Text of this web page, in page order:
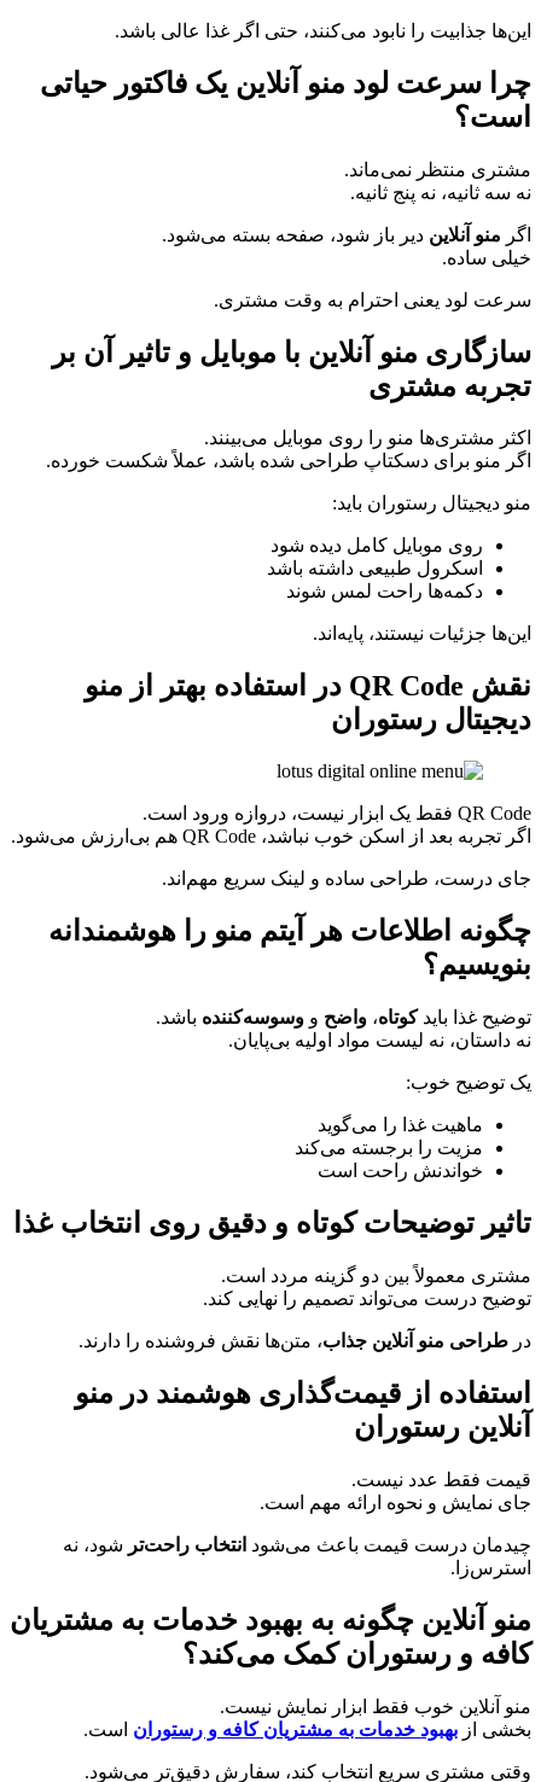
این‌ها جذابیت را نابود می‌کنند، حتی اگر غذا عالی باشد.
چرا سرعت لود منو آنلاین یک فاکتور حیاتی
است؟
مشتری منتظر نمی‌ماند.
نه سه ثانیه، نه پنج ثانیه.
اگر منو آنلاین دیر باز شود، صفحه بسته می‌شود.
خیلی ساده.
سرعت لود یعنی احترام به وقت مشتری.
سازگاری منو آنلاین با موبایل و تاثیر آن بر
تجربه مشتری
اکثر مشتری‌ها منو را روی موبایل می‌بینند.
اگر منو برای دسکتاپ طراحی شده باشد، عملاً شکست خورده.
منو دیجیتال رستوران باید:
روی موبایل کامل دیده شود
اسکرول طبیعی داشته باشد
دکمه‌ها راحت لمس شوند
این‌ها جزئیات نیستند، پایه‌اند.
نقش QR Code در استفاده بهتر از منو
دیجیتال رستوران
QR Code فقط یک ابزار نیست، دروازه ورود است.
اگر تجربه بعد از اسکن خوب نباشد، QR Code هم بی‌ارزش می‌شود.
جای درست، طراحی ساده و لینک سریع مهم‌اند.
چگونه اطلاعات هر آیتم منو را هوشمندانه
بنویسیم؟
توضیح غذا بایدکوتاه، واضح و وسوسه‌کننده باشد.
نه داستان، نه لیست مواد اولیه بی‌پایان.
یک توضیح خوب:
ماهیت غذا را می‌گوید
مزیت را برجسته می‌کند
خواندنش راحت است
تاثیر توضیحات کوتاه و دقیق روی انتخاب غذا
مشتری معمولاً بین دو گزینه مردد است.
توضیح درست می‌تواند تصمیم را نهایی کند.
در طراحی منو آنلاین جذاب، متن‌ها نقش فروشنده را دارند.
استفاده از قیمت‌گذاری هوشمند در منو
آنلاین رستوران
قیمت فقط عدد نیست.
جای نمایش و نحوه ارائه مهم است.
چیدمان درست قیمت باعث می‌شود انتخاب راحت‌تر شود، نه
استرس‌زا.
منو آنلاین چگونه به بهبود خدمات به مشتریان
کافه و رستوران کمک می‌کند؟
منو آنلاین خوب فقط ابزار نمایش نیست.
بخشی از بهبود خدمات به مشتریان کافه و رستوران است.
وقتی مشتری سریع انتخاب کند، سفارش دقیق‌تر می‌شود.